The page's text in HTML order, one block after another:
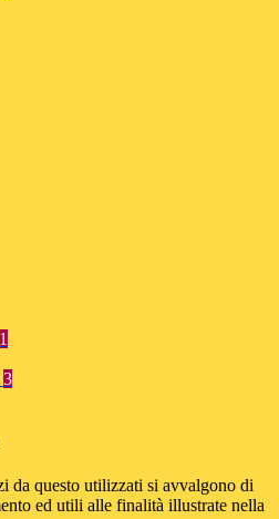
1
3
da questo utilizzati si avvalgono di
ed utili alle finalità illustrate nella